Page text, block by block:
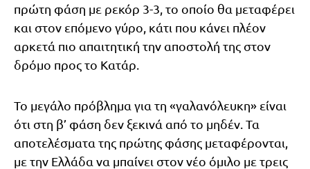
πρώτη φάση με ρεκόρ 3-3, το οποίο θα μεταφέρει
και στον επόμενο γύρο, κάτι που κάνει πλέον
αρκετά πιο απαιτητική την αποστολή της στον
δρόμο προς το Κατάρ.
Το μεγάλο πρόβλημα για τη «γαλανόλευκη» είναι
ότι στη β’ φάση δεν ξεκινά από το μηδέν. Τα
αποτελέσματα της πρώτης φάσης μεταφέρονται,
με την Ελλάδα να μπαίνει στον νέο όμιλο με τρεις